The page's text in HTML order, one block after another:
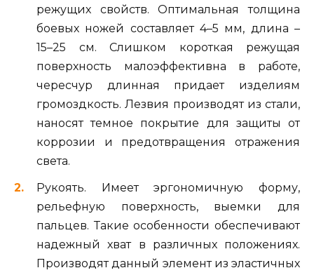
режущих свойств. Оптимальная толщина
боевых ножей составляет 4–5 мм, длина –
15–25 см. Слишком короткая режущая
поверхность малоэффективна в работе,
чересчур длинная придает изделиям
громоздкость. Лезвия производят из стали,
наносят темное покрытие для защиты от
коррозии и предотвращения отражения
света.
Рукоять. Имеет эргономичную форму,
рельефную поверхность, выемки для
пальцев. Такие особенности обеспечивают
надежный хват в различных положениях.
Производят данный элемент из эластичных